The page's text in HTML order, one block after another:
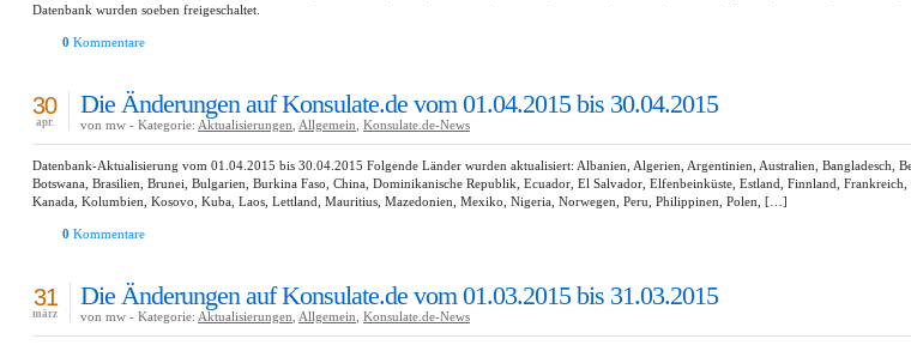
Datenbank wurden soeben freigeschaltet.
0 Kommentare
Die Änderungen auf Konsulate.de vom 01.04.2015 bis 30.04.2015
30
apr. von mw - Kategorie: Aktualisierungen Allgemein Konsulate.de-News
Datenbank-Aktualisierung vom 01.04.2015 bis 30.04.2015 Folgende Länder wurden aktualisiert: Albanien, Algerien, Argentinien, Australien, Bangladesch,
Botswana, Brasilien, Brunei, Bulgarien, Burkina Faso, China, Dominikanische Republik, Ecuador, El Salvador, Elfenbeinküste, Estland, Finnland,
Kanada, Kolumbien, Kosovo, Kuba, Laos, Lettland, Mauritius, Mazedonien, Mexiko, Nigeria, Norwegen, Peru, Philippinen, Polen, […]
0 Kommentare
Die Änderungen auf Konsulate.de vom 01.03.2015 bis 31.03.2015
31
märz von mw - Kategorie: Aktualisierungen Allgemein Konsulate.de-News